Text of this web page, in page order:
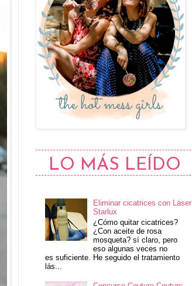
LO MÁS LEÍDO
Eliminar cicatrices con Láser
Starlux
¿Cómo quitar cicatrices?
¿Con aceite de rosa
mosqueta? sí claro, pero
eso algunas veces no
es suficiente. He seguido el tratamiento
lás...